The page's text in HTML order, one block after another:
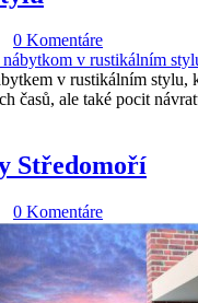
0 Komentáre
v rustikálním stylu,
časů, ale také pocit
Středomoří
0 Komentáre